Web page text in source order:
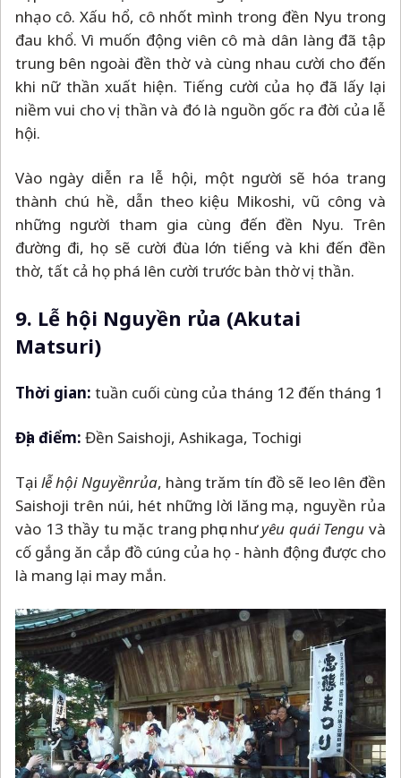
nhạo cô. Xấu hổ, cô nhốt mình trong đền Nyu trong
đau khổ. Vì muốn động viên cô mà dân làng đã tập
trung bên ngoài đền thờ và cùng nhau cười cho đến
khi nữ thần xuất hiện. Tiếng cười của họ đã lấy lại
niềm vui cho vị thần và đó là nguồn gốc ra đời của lễ
hội.
Vào ngày diễn ra lễ hội, một người sẽ hóa trang
thành chú hề, dẫn theo kiệu Mikoshi, vũ công và
những người tham gia cùng đến đền Nyu. Trên
đường đi, họ sẽ cười đùa lớn tiếng và khi đến đền
thờ, tất cả họ phá lên cười trước bàn thờ vị thần.
9. Lễ hội Nguyền rủa (Akutai
Matsuri)
Thời gian: tuần cuối cùng của tháng 12 đến tháng 1
Địa điểm: Đền Saishoji, Ashikaga, Tochigi
Tạilễ hội Nguyềnrủa, hàng trăm tín đồ sẽ leo lên đền
Saishoji trên núi, hét những lời lăng mạ, nguyền rủa
vào 13 thầy tu mặc trang phục nhưyêu quái Tengu và
cố gắng ăn cắp đồ cúng của họ - hành động được cho
là mang lại may mắn.